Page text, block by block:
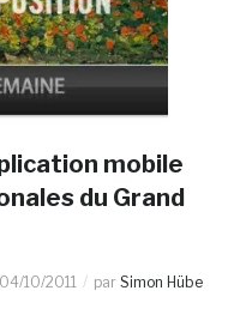
mobile
du Grand
04/10/2011 par Simon Hübe